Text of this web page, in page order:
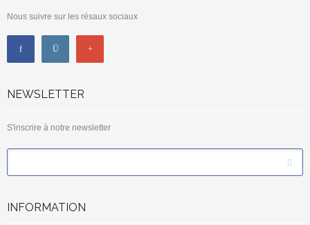
Nous suivre sur les résaux sociaux
NEWSLETTER
S'inscrire à notre newsletter
INFORMATION